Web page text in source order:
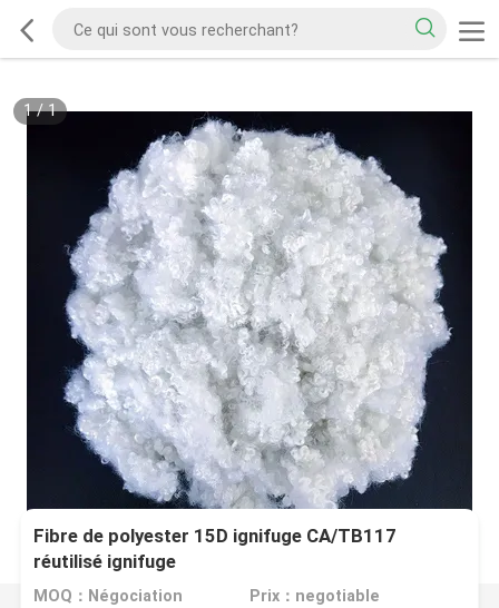
1/1
Fibre de polyester 15D ignifuge CA/TB117
réutilisé ignifuge
MOQ：Négociation Prix：negotiable